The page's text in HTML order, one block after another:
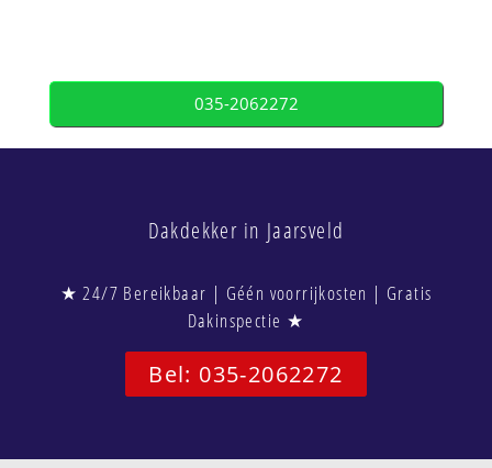
035-2062272
Dakdekker in Jaarsveld
★ 24/7 Bereikbaar | Géén voorrijkosten | Gratis
Dakinspectie ★
Bel: 035-2062272